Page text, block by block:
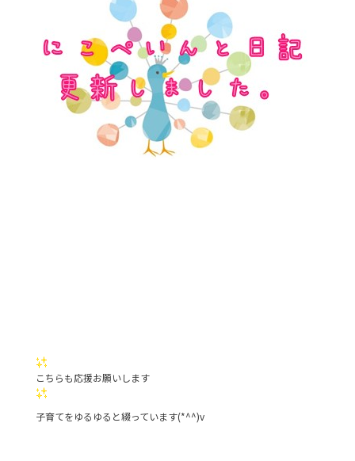
こちらも応援お願いします
子育てをゆるゆると綴っています(*^^)v